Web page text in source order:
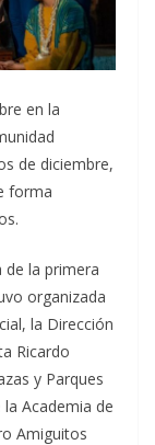
en la
de diciembre,
forma
de la primera
organizada
la Dirección
Ricardo
y Parques
Academia de
Amiguitos